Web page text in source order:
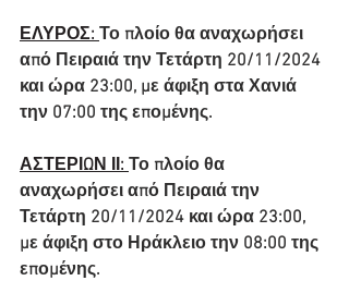
ΕΛΥΡΟΣ: Το πλοίο θα αναχωρήσει
από Πειραιά την Τετάρτη 20/11/2024
και ώρα 23:00, με άφιξη στα Χανιά
την 07:00 της επομένης.
ΑΣΤΕΡΙΩΝ ΙΙ: Το πλοίο θα
αναχωρήσει από Πειραιά την
Τετάρτη 20/11/2024 και ώρα 23:00,
με άφιξη στο Ηράκλειο την 08:00 της
επομένης.